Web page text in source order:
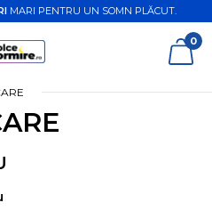
MARI PENTRU UN SOMN PLĂCUT.
0